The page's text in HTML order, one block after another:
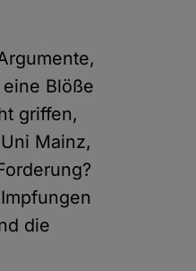
Blöße
griffen,
Mainz,
die